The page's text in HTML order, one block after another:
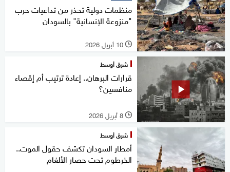
منظمات دولية تحذر من تداعيات حرب
"منزوعة الإنسانية" بالسودان
l 10 أبريل 2026
شرق أوسط
قرارات البرهان.. إعادة ترتيب أم إقصاء
منافسين؟
l 8 أبريل 2026
شرق أوسط
أمطار السودان تكشف حقول الموت..
الخرطوم تحت حصار الألغام